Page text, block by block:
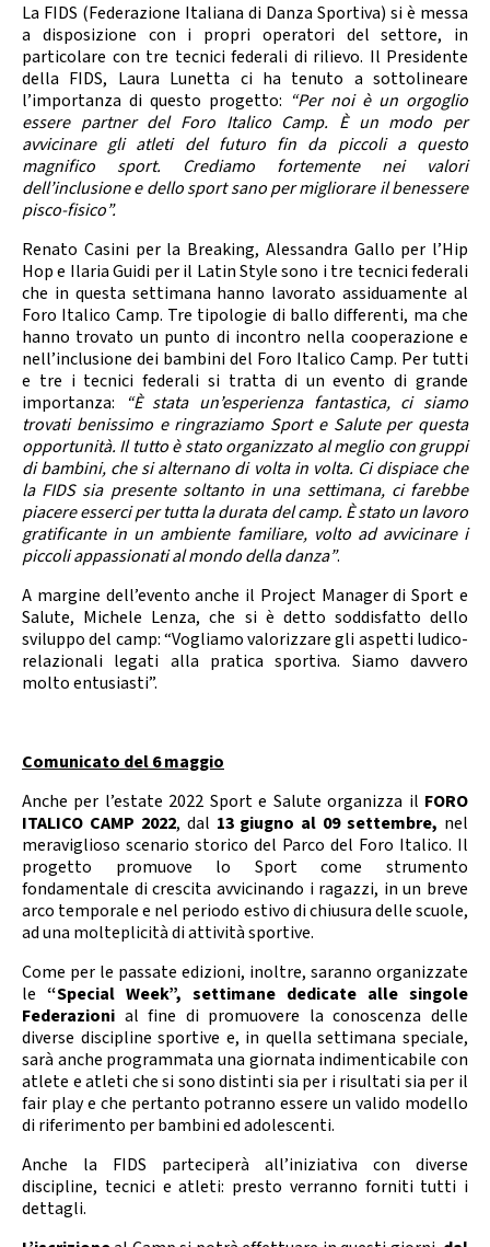
La FIDS (Federazione Italiana di Danza Sportiva) si è messa
a disposizione con i propri operatori del settore, in
particolare con tre tecnici federali di rilievo. Il Presidente
della FIDS, Laura Lunetta ci ha tenuto a sottolineare
l’importanza di questo progetto: “Per noi è un orgoglio
essere partner del Foro Italico Camp. È un modo per
avvicinare gli atleti del futuro fin da piccoli a questo
magnifico sport. Crediamo fortemente nei valori
dell’inclusione e dello sport sano per migliorare il benessere
pisco-fisico”.
Renato Casini per la Breaking, Alessandra Gallo per l’Hip
Hop e Ilaria Guidi per il Latin Style sono i tre tecnici federali
che in questa settimana hanno lavorato assiduamente al
Foro Italico Camp. Tre tipologie di ballo differenti, ma che
hanno trovato un punto di incontro nella cooperazione e
nell’inclusione dei bambini del Foro Italico Camp. Per tutti
e tre i tecnici federali si tratta di un evento di grande
importanza:
“È stata un’esperienza fantastica, ci siamo
trovati benissimo e ringraziamo Sport e Salute per questa
opportunità. Il tutto è stato organizzato al meglio con gruppi
di bambini, che si alternano di volta in volta. Ci dispiace che
la FIDS sia presente soltanto in una settimana, ci farebbe
piacere esserci per tutta la durata del camp. È stato un lavoro
gratificante in un ambiente familiare, volto ad avvicinare i
piccoli appassionati al mondo della danza”.
A margine dell’evento anche il Project Manager di Sport e
Salute, Michele Lenza, che si è detto soddisfatto dello
sviluppo del camp: “Vogliamo valorizzare gli aspetti ludico-
relazionali legati alla pratica sportiva. Siamo davvero
molto entusiasti”.
Comunicato del 6 maggio
Anche per l’estate 2022 Sport e Salute organizza il FORO
ITALICO CAMP 2022, dal 13 giugno al 09 settembre, nel
meraviglioso scenario storico del Parco del Foro Italico. Il
progetto promuove lo Sport come strumento
fondamentale di crescita avvicinando i ragazzi, in un breve
arco temporale e nel periodo estivo di chiusura delle scuole,
ad una molteplicità di attività sportive.
Come per le passate edizioni, inoltre, saranno organizzate
le “Special Week”, settimane dedicate alle singole
Federazioni al fine di promuovere la conoscenza delle
diverse discipline sportive e, in quella settimana speciale,
sarà anche programmata una giornata indimenticabile con
atlete e atleti che si sono distinti sia per i risultati sia per il
fair play e che pertanto potranno essere un valido modello
di riferimento per bambini ed adolescenti.
Anche la FIDS parteciperà all’iniziativa con diverse
discipline, tecnici e atleti: presto verranno forniti tutti i
dettagli.